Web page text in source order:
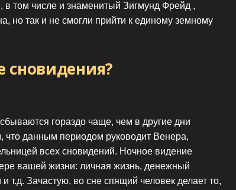
в том числе и знаменитый Зигмунд Фрейд ,
но так и не смогли прийти к единому земному
сновидения?
гораздо чаще, чем в другие дни
что данным периодом руководит Венера,
всех сновидений. Ночное видение
вашей жизни: личная жизнь, денежный
т.д. Зачастую, во сне спящий человек делает то,